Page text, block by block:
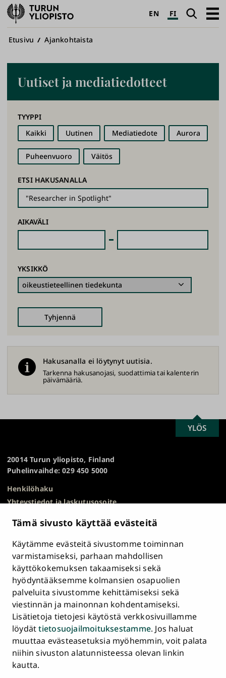
Tämä sivusto käyttää evästeitä
Käytämme evästeitä sivustomme toiminnan
varmistamiseksi, parhaan mahdollisen
käyttökokemuksen takaamiseksi sekä
hyödyntääksemme kolmansien osapuolien
palveluita sivustomme kehittämiseksi sekä
viestinnän ja mainonnan kohdentamiseksi.
Lisätietoja tietojesi käytöstä verkkosivuillamme
löydättietosuojailmoituksestamme. Jos haluat
muuttaa evästeasetuksia myöhemmin, voit palata
niihin sivuston alatunnisteessa olevan linkin
kautta.
Turun
yliopisto
EN FI Haku
Avaa
Murupolku
Etusivu Ajankohtaista
Uutiset ja mediatiedotteet
TYYPPI
Kaikki
Uutinen Mediatiedote Aurora
Puheenvuoro Väitös
ETSI HAKUSANALLA
AIKAVÄLI
YKSIKKÖ
Hakusanalla ei löytynyt uutisia.
Tarkenna hakusanojasi, suodattimia tai kalenterin
päivämääriä.
20014 Turun yliopisto, Finland
Puhelinvaihde: 029 450 5000
Henkilöhaku
Yhteystiedot ja laskutusosoite
HR Excellence in Research
Tietosuojailmoitus
Asiakirjajulkisuuskuvaus ja tietopyynnöt
Väärinkäytösepäilyt
Saavutettavuusseloste
Palaute
Intranet ja sähköiset työkalut
Evästeasetukset
Päävalikko
alatunnisteessa
ETUSIVU
Turun
yliopisto
Turun
yliopisto
TurunTurunTurunTurun
SCROLL
TO
YLÖS